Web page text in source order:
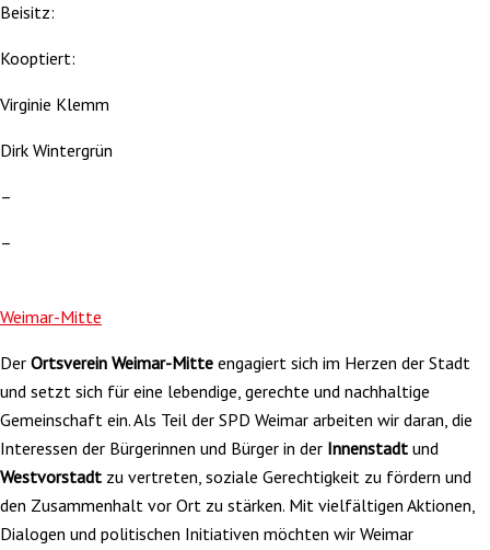
Beisitz:
Kooptiert:
Virginie Klemm
Dirk Wintergrün
–
–
Weimar-Mitte
Der Ortsverein Weimar-Mitte engagiert sich im Herzen der Stadt
und setzt sich für eine lebendige, gerechte und nachhaltige
Gemeinschaft ein. Als Teil der SPD Weimar arbeiten wir daran, die
Interessen der Bürgerinnen und Bürger in der Innenstadt und
Westvorstadt zu vertreten, soziale Gerechtigkeit zu fördern und
den Zusammenhalt vor Ort zu stärken. Mit vielfältigen Aktionen,
Dialogen und politischen Initiativen möchten wir Weimar